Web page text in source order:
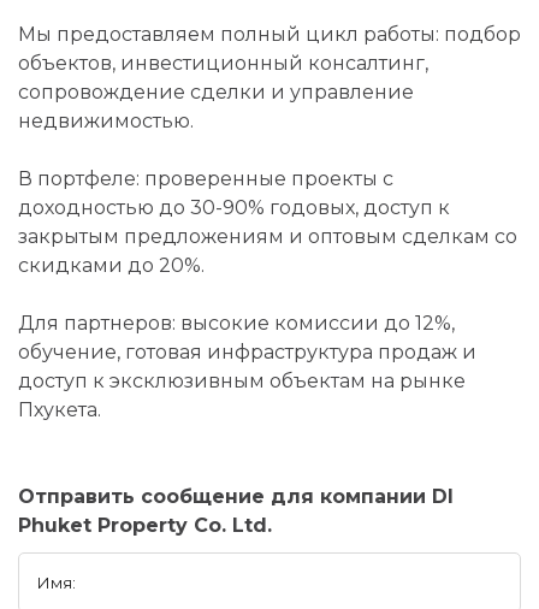
Мы предоставляем полный цикл работы: подбор
объектов, инвестиционный консалтинг,
сопровождение сделки и управление
недвижимостью.
В портфеле: проверенные проекты с
доходностью до 30-90% годовых, доступ к
закрытым предложениям и оптовым сделкам со
скидками до 20%.
Для партнеров: высокие комиссии до 12%,
обучение, готовая инфраструктура продаж и
доступ к эксклюзивным объектам на рынке
Пхукета.
Отправить сообщение для компании DI
Phuket Property Co. Ltd.
Имя: